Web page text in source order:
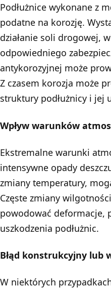
Podłużnice wykonane z
podatne na korozję.
działanie soli drogowej,
odpowiedniego
antykorozyjnej może
Z czasem korozja może
struktury podłużnicy i jej
Wpływ warunków
Ekstremalne warunki
intensywne opady
zmiany temperatury,
Częste zmiany
powodować deformacje,
uszkodzenia podłużnic.
Błąd konstrukcyjny lub
W niektórych